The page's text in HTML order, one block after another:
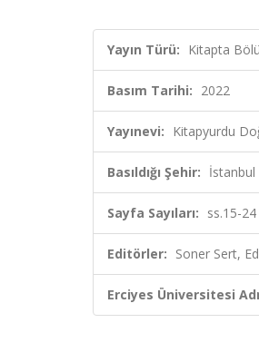
Yayın Türü: Kitapta
Basım Tarihi: 2022
Yayınevi: Kitapyurdu
Basıldığı Şehir: İstanbul
Sayfa Sayıları: ss.15-24
Editörler: Soner Sert,
Erciyes Üniversitesi